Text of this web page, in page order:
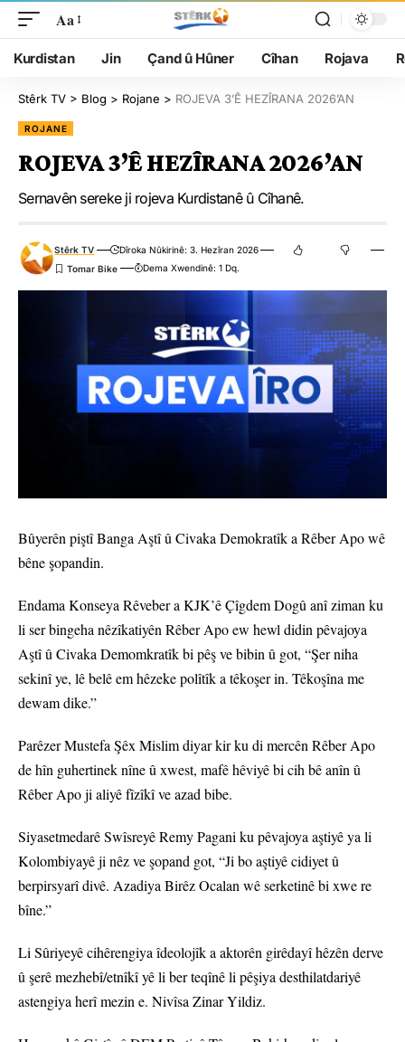
Aa
Kurdistan Jin Çand û Hûner Cîhan Rojava
Stêrk TV > Blog > Rojane > ROJEVA 3’Ê HEZÎRANA 2026’AN
ROJANE
ROJEVA 3’Ê HEZÎRANA 2026’AN
Sernavên sereke ji rojeva Kurdistanê û Cîhanê.
Stêrk TV
Dîroka Nûkirinê: 3. Hezîran 2026
Dema Xwendinê: 1 Dq.
Bûyerên piştî Banga Aştî û Civaka Demokratîk a Rêber Apo wê
bêne şopandin.
Endama Konseya Rêveber a KJK’ê Çîgdem Dogû anî ziman ku
li ser bingeha nêzîkatiyên Rêber Apo ew hewl didin pêvajoya
Aştî û Civaka Demomkratîk bi pêş ve bibin û got, “Şer niha
sekinî ye, lê belê em hêzeke polîtîk a têkoşer in. Têkoşîna me
dewam dike.”
Parêzer Mustefa Şêx Mislim diyar kir ku di mercên Rêber Apo
de hîn guhertinek nîne û xwest, mafê hêviyê bi cih bê anîn û
Rêber Apo ji aliyê fîzîkî ve azad bibe.
Siyasetmedarê Swîsreyê Remy Pagani ku pêvajoya aştiyê ya li
Kolombiyayê ji nêz ve şopand got, “Ji bo aştiyê cidiyet û
berpirsyarî divê. Azadiya Birêz Ocalan wê serketinê bi xwe re
bîne.”
Li Sûriyeyê cihêrengiya îdeolojîk a aktorên girêdayî hêzên derve
û şerê mezhebî/etnîkî yê li ber teqînê li pêşiya desthilatdariyê
astengiya herî mezin e. Nivîsa Zinar Yildiz.